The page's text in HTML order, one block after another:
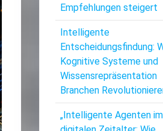
Empfehlungen steigert
Intelligente
Entscheidungsfindung:
Kognitive Systeme und
Wissensrepräsentation
Branchen
„Intelligente Agenten im